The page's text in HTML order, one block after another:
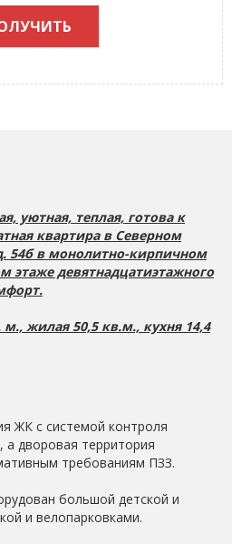
уютная, теплая, готова к
квартира в Северном
54б в монолитнo-киpпичном
этаже девятнадцaтиэтажного
жилая 50,5 кв.м., кухня 14,4
ЖК с системой контроля
а дворовая территория
требованиям ПЗЗ.
большой детской и
и велопарковками.